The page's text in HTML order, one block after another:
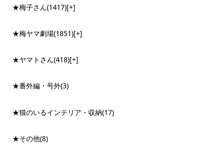
★梅子さん(1417)[+]
★梅ヤマ劇場(1851)[+]
★ヤマトさん(418)[+]
★番外編・号外(3)
★猫のいるインテリア・収納(17)
★その他(8)